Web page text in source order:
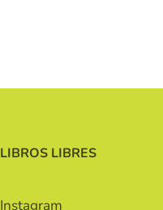
LIBROS LIBRES
Instagram